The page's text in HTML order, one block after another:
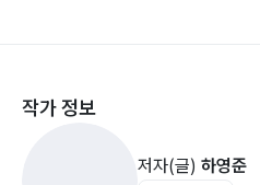
1단계
작가 정보
저자(글) 하영준